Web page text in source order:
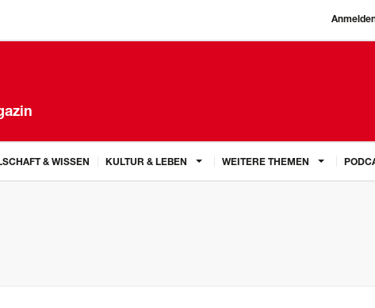
& WISSEN KULTUR & LEBEN WEITERE THEMEN